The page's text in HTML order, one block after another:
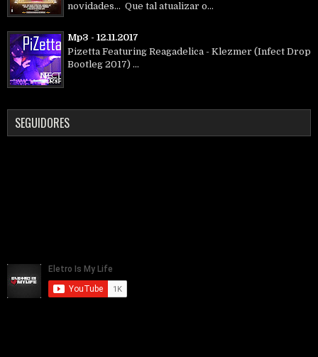
novidades... Que tal atualizar o...
Mp3 - 12.11.2017
Pizetta Featuring Reagadelica - Klezmer (Infect Drop
Bootleg 2017) ...
SEGUIDORES